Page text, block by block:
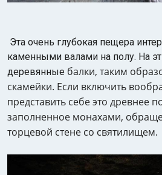
Эта очень глубокая пещера
каменными валами на полу. На
деревянные балки, таким
скамейки. Если включить
представить себе это древнее
заполненное монахами,
торцевой стене со святилищем.